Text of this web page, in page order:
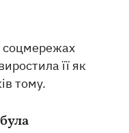
соцмережах
її як
тому.